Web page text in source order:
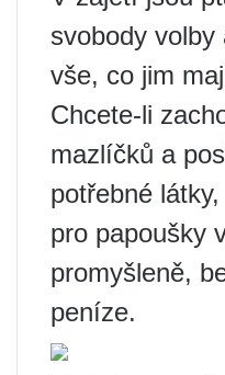
svobody
vše, co jim
Chcete-li
mazlíčků a
potřebné
pro papoušky
promyšleně,
peníze.